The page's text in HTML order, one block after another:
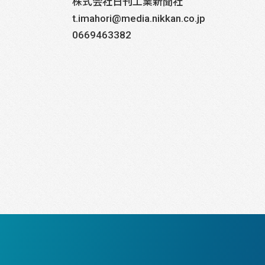
t.imahori@media.nikkan.co.jp
0669463382